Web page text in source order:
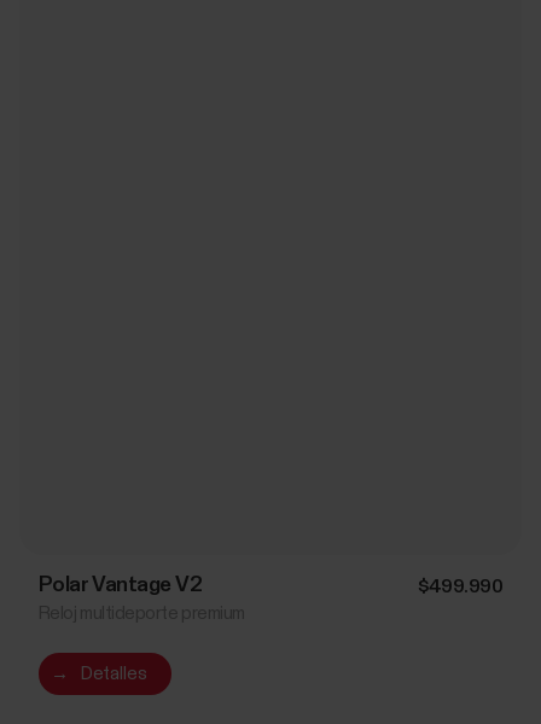
Polar Vantage V2 $499.990
→ Detalles